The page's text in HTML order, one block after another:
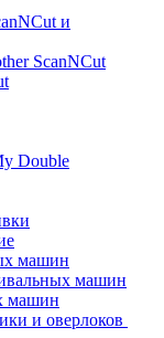
и
ScanNCut
Double
машин
машин
машин
и оверлоков